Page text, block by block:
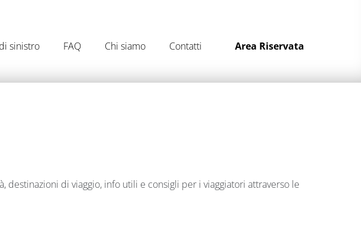
sinistro FAQ Chi siamo Contatti Area Riservata
destinazioni di viaggio, info utili e consigli per i viaggiatori attraverso le